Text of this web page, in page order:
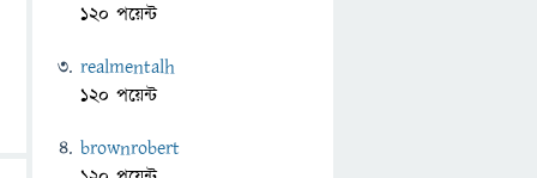
120 পয়েন্ট
realmentalh
120 পয়েন্ট
brownrobert